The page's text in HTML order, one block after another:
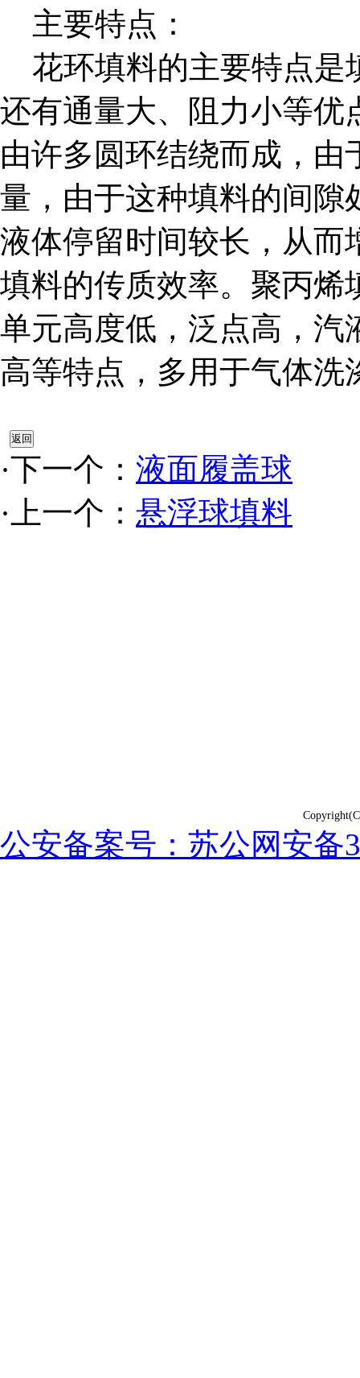
主要特点：
花环填料的主要特点是
还有通量大、阻力小等优
由许多圆环结绕而成，
量，由于这种填料的间隙
液体停留时间较长，从而
填料的传质效率。聚丙烯
单元高度低，泛点高，汽
高等特点，多用于气体洗
·下一个： 液面履盖球
·上一个： 悬浮球填料
公安备案号：苏公网安备